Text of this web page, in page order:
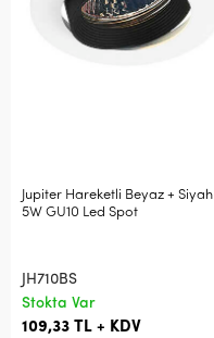
Jupiter Hareketli Beyaz + Siyah
5W GU10 Led Spot
JH710BS
Stokta Var
109,33 TL + KDV